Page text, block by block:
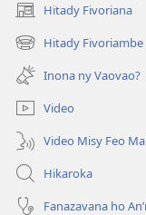
Hitady Fivoriana
(manokatra
rohy) Hitady Fivoriambe
(manokatra
rohy) Inona ny Vaovao?
Video
Video Misy Feo
Hikaroka
Fanazavana ho